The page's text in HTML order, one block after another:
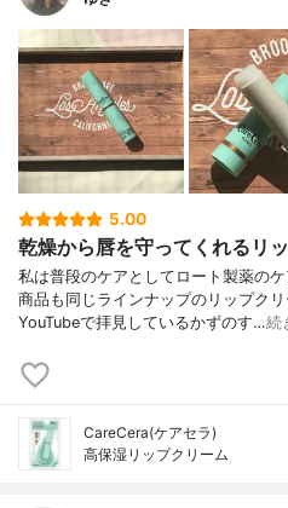
5.00
乾燥から唇を守ってくれるリ
私は普段のケアとしてロート製薬の
商品も同じラインナップのリップク
YouTubeで拝見しているかずのす…続
CareCera(ケアセラ)
高保湿リップクリーム